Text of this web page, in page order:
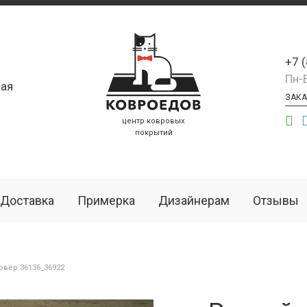
центр ковровых
покрытий
+7
Пн-
Доставка Примерка Дизайнерам Отзывы
36136_36922